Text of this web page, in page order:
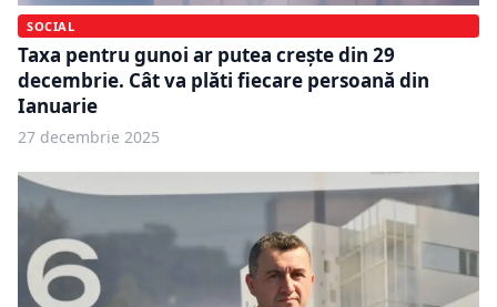
SOCIAL
Taxa pentru gunoi ar putea crește din 29
decembrie. Cât va plăti fiecare persoană din
Ianuarie
27 decembrie 2025